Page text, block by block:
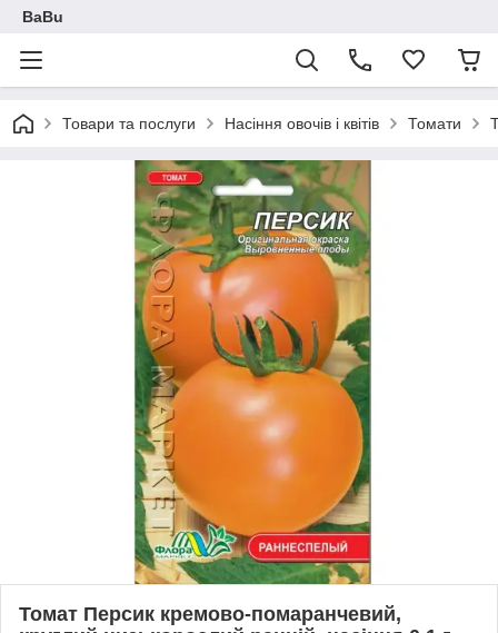
BaBu
Товари та послуги Насіння овочів і квітів Томати
Томат Персик кремово-помаранчевий,